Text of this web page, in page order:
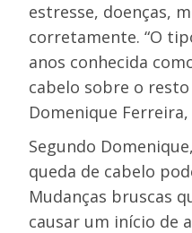
estresse, doenças,
corretamente. “O
anos conhecida
cabelo sobre o
Domenique
Segundo
queda de cabelo
Mudanças bruscas
causar um início de